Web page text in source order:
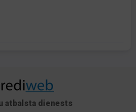
atbalsta dienests